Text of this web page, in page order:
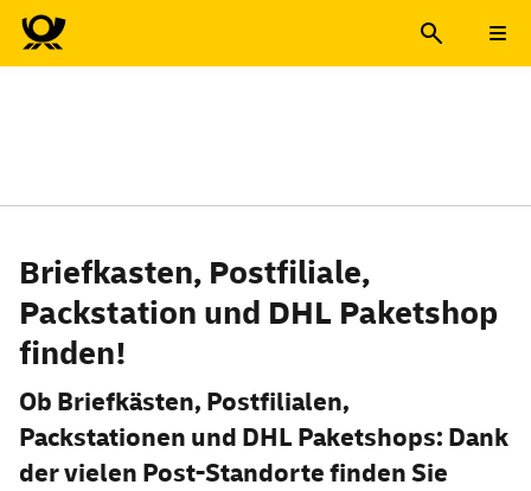
Briefkasten, Postfiliale,
Packstation und DHL Paketshop
finden!
Ob Briefkästen, Postfilialen,
Packstationen und DHL Paketshops: Dank
der vielen Post-Standorte finden Sie